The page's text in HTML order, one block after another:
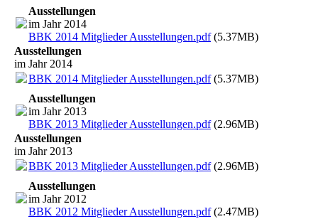
Ausstellungen
im Jahr 2014
BBK 2014 Mitglieder Ausstellungen.pdf(5.37MB)
Ausstellungen
im Jahr 2014
BBK 2014 Mitglieder Ausstellungen.pdf(5.37MB)
Ausstellungen
im Jahr 2013
BBK 2013 Mitglieder Ausstellungen.pdf(2.96MB)
Ausstellungen
im Jahr 2013
BBK 2013 Mitglieder Ausstellungen.pdf(2.96MB)
Ausstellungen
im Jahr 2012
BBK 2012 Mitglieder Ausstellungen.pdf(2.47MB)